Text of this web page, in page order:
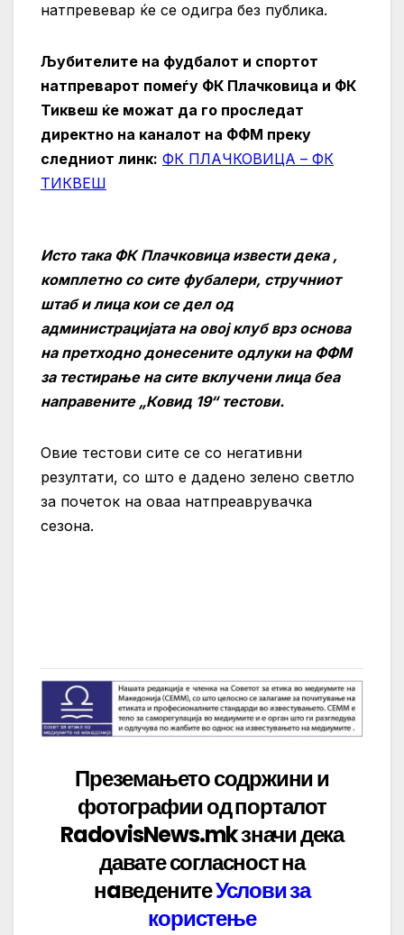
натпревевар ќе се одигра без публика.
Љубителите на фудбалот и спортот
натпреварот помеѓу ФК Плачковица и ФК
Тиквеш ќе можат да го проследат
директно на каналот на ФФМ преку
следниот линк: ФК ПЛАЧКОВИЦА – ФК
ТИКВЕШ
Исто така ФК Плачковица извести дека ,
комплетно со сите фубалери, стручниот
штаб и лица кои се дел од
администрацијата на овој клуб врз основа
на претходно донесените одлуки на ФФМ
за тестирање на сите вклучени лица беа
направените „Ковид 19“ тестови.
Овие тестови сите се со негативни
резултати, со што е дадено зелено светло
за почеток на оваа натпреаврувачка
сезона.
Преземањето содржини и
фотографии од порталот
RadovisNews.mk значи дека
даватесогласност на
нaведенитеУслови за
користење